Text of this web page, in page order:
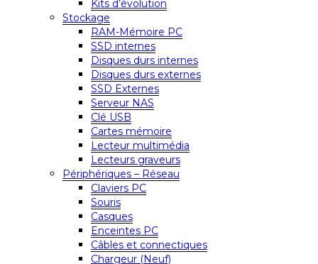
Kits d’évolution
Stockage
RAM-Mémoire PC
SSD internes
Disques durs internes
Disques durs externes
SSD Externes
Serveur NAS
Clé USB
Cartes mémoire
Lecteur multimédia
Lecteurs graveurs
Périphériques – Réseau
Claviers PC
Souris
Casques
Enceintes PC
Câbles et connectiques
Chargeur (Neuf)